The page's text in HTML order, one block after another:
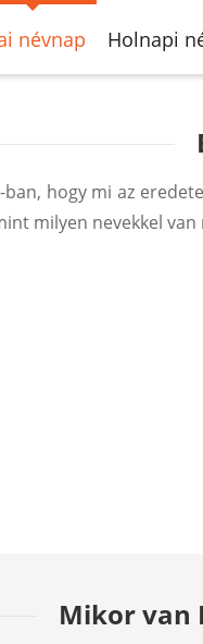
névnap Holnapi
hogy mi az
milyen nevekkel
Mikor van